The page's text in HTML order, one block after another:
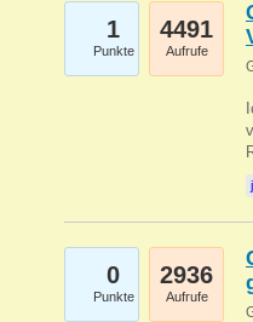
1
Punkte
4491
Aufrufe
0
Punkte
2936
Aufrufe